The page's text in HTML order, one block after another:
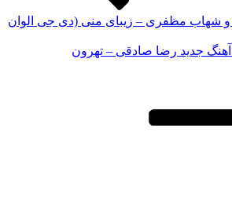
و شهاب مظفری – زیبای منی (دی جی الوان
آهنگ جدید رضا صادقی – تهرون